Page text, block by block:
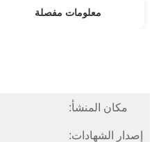
معلومات مفصلة
مكان المنشأ:
إصدار الشهادات: